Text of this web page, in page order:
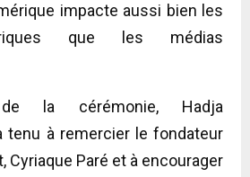
impacte aussi bien les
que les médias
la cérémonie, Hadja
tenu à remercier le fondateur
Cyriaque Paré et à encourager